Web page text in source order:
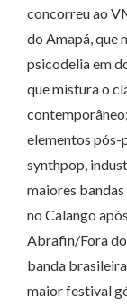
concorreu ao
do Amapá, que
psicodelia em
que mistura o
elementos pós-
synthpop,
maiores
no Calango
Abrafin/Fora do
banda
maior festival